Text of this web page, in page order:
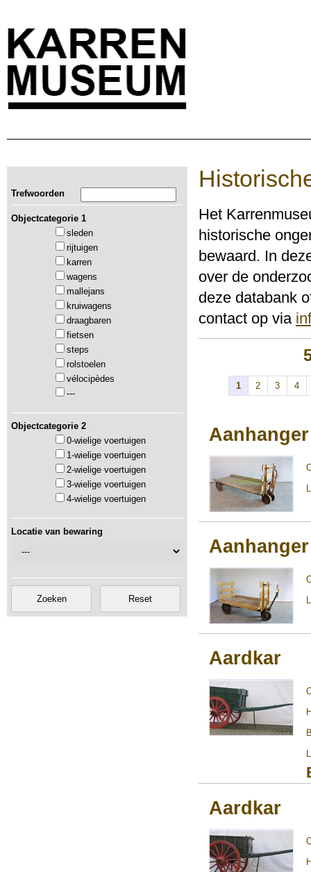
Trefwoorden
Objectcategorie 1
sleden
rijtuigen
karren
wagens
mallejans
kruiwagens
draagbaren
fietsen
steps
rolstoelen
vélocipèdes
---
Objectcategorie 2
0-wielige voertuigen
1-wielige voertuigen
2-wielige voertuigen
3-wielige voertuigen
4-wielige voertuigen
Locatie van bewaring
Het
historische
bewaard. In
over de
deze databank
contact op via
1 2 3 4
Aardkar
Aardkar